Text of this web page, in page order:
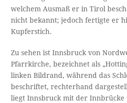
welchem Ausmaß er in Tirol
nicht bekannt; jedoch fertigte er
Kupferstich.
Zu sehen ist Innsbruck von
Pfarrkirche, bezeichnet als
linken Bildrand, während das
beschriftet, rechterhand
liegt Innsbruck mit der Innbrücke